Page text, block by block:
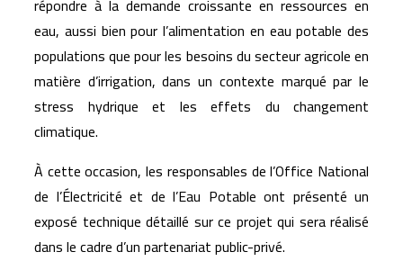
répondre à la demande croissante en ressources en
eau, aussi bien pour l’alimentation en eau potable des
populations que pour les besoins du secteur agricole en
matière d’irrigation, dans un contexte marqué par le
stress hydrique et les effets du changement
climatique.
À cette occasion, les responsables de l’Office National
de l’Électricité et de l’Eau Potable ont présenté un
exposé technique détaillé sur ce projet qui sera réalisé
dans le cadre d’un partenariat public-privé.